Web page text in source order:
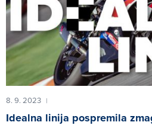
8. 9. 2023 |
Idealna linija pospremila